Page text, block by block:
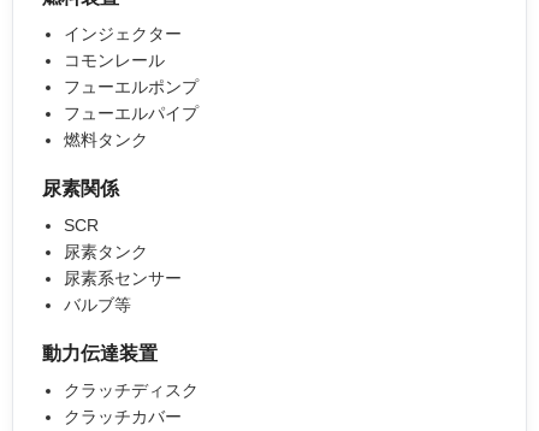
インジェクター
コモンレール
フューエルポンプ
フューエルパイプ
燃料タンク
尿素関係
SCR
尿素タンク
尿素系センサー
バルブ等
動力伝達装置
クラッチディスク
クラッチカバー